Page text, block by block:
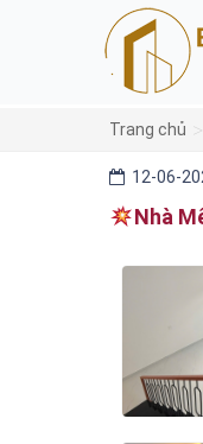
Trang chủ
12-06-
Nhà